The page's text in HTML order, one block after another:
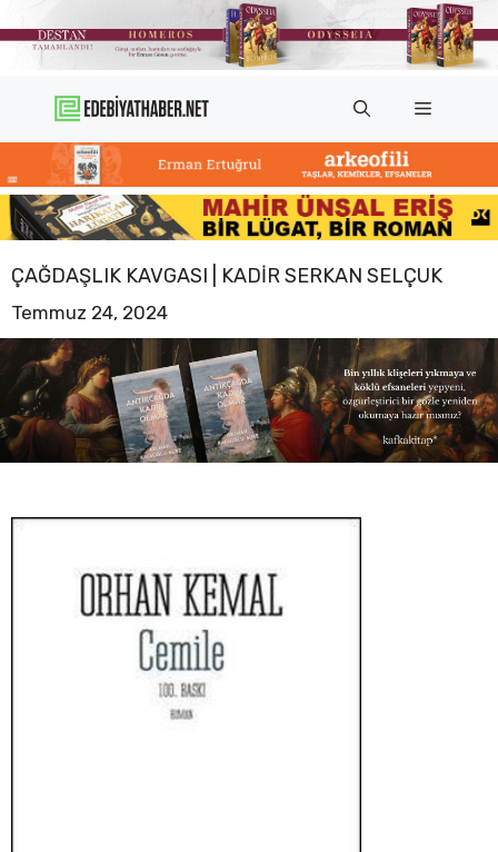
atla
Menü
ÇAĞDAŞLIK KAVGASI | KADIR SERKAN SELÇUK
Temmuz 24, 2024